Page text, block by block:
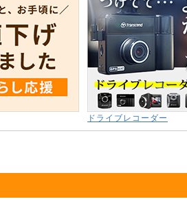
ドライブレコーダー